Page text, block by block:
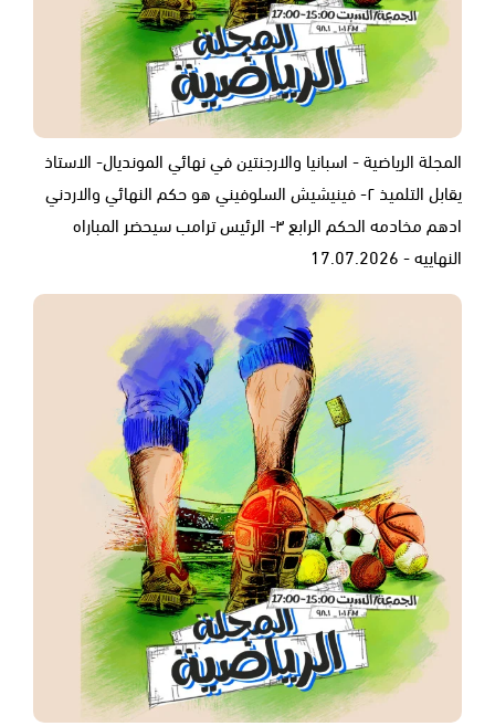
المجلة الرياضية - اسبانيا والارجنتين في نهائي المونديال- الاستاذ
يقابل التلميذ ٢- فينيشيش السلوفيني هو حكم النهائي والاردني
ادهم مخادمه الحكم الرابع ٣- الرئيس ترامب سيحضر المباراه
النهاييه - 17.07.2026